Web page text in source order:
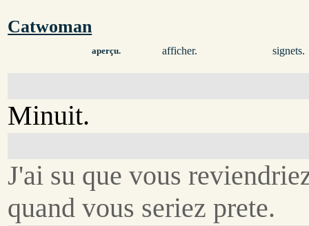
Catwoman
aperçu. afficher. signets.
Minuit.
J'ai su que vous
quand vous seriez prete.